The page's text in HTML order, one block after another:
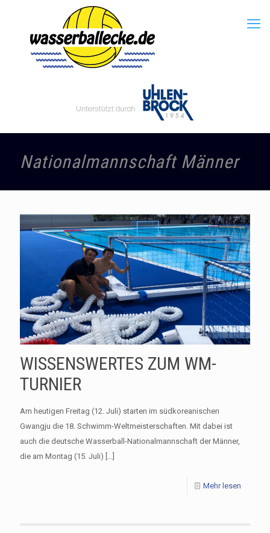
Nationalmannschaft Männer
WISSENSWERTES ZUM WM-
TURNIER
Am heutigen Freitag (12. Juli) starten im südkoreanischen
Gwangju die 18. Schwimm-Weltmeisterschaften. Mit dabei ist
auch die deutsche Wasserball-Nationalmannschaft der Männer,
die am Montag (15. Juli) […]
Mehr lesen